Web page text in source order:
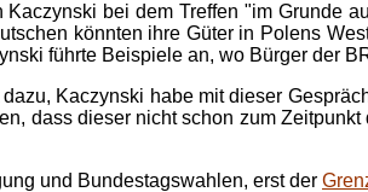
bei dem Treffen "im Grunde
könnten ihre Güter in Polens
führte Beispiele an, wo Bürger der
Kaczynski habe mit dieser
dass dieser nicht schon zum
und Bundestagswahlen, erst der